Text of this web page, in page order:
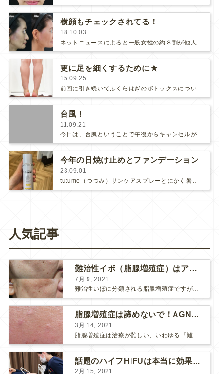
横顔もチェックされてる！
18.10.03
更に足を細くするために★
15.09.25
前回に引き続いてふくらはぎのボトックスについてです。ふくらはぎを細くする治療は多くの方が1回目から足が細くなったと効果を感じら…
台風！
11.09.21
今日は、台風ということで午後からキャンセルが続き、私は普段できない書類整理などをしています。スタッフは隅々までお掃除。外はすご…
今年の日焼け止めとファンデーション
23.09.01
人気記事
難治性イボ（脂腺増殖症）はアグネスAGNESが効果的です！
7月 9, 2021
難治性いぼに分類される脂腺増殖症ですが、脂腺増殖症はAGNESアグネスにとても良く反応して、きれいに治すことができます。 ↑ 脂腺増殖症をアグネスAGNESで３回治療した1ヶ月後の写真です。...
脂腺増殖症は諦めないで！AGNESアグネス治療でツルツル肌に！
3月 14, 2021
話題のハイフHIFUは本当に効果があるのか？
2月 15, 2021